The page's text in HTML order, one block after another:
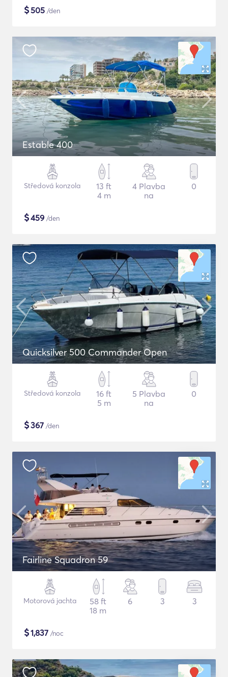
$505 /den
Estable 400
Středová konzola
13 ft
4 m
4 Plavba
na
0
$459 /den
Quicksilver 500 Commander Open
Středová konzola
16 ft
5 m
5 Plavba
na
0
$367 /den
Fairline Squadron 59
Motorová jachta
58 ft
18 m
6 3 3
$1,837 /noc